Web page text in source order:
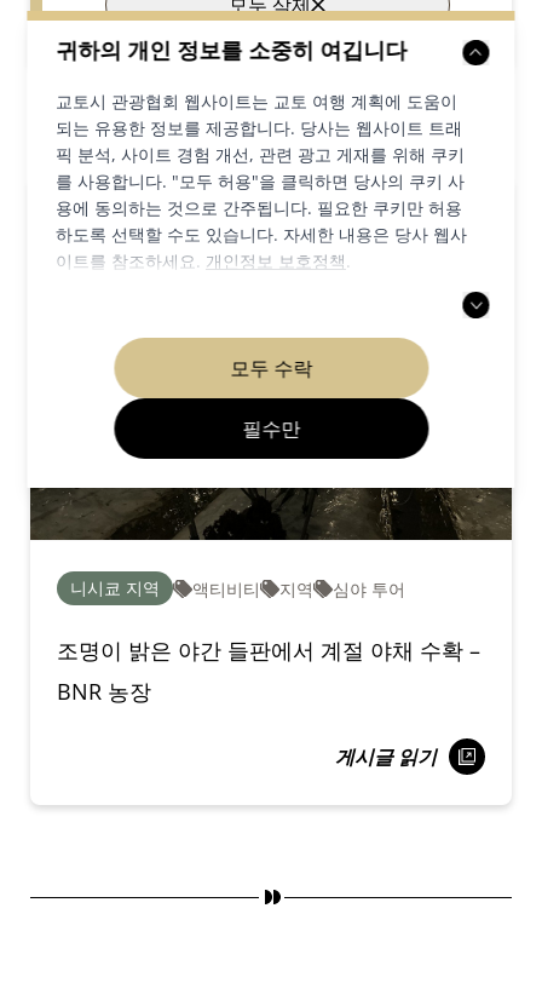
귀하의 개인 정보를 소중히 여깁니다
교토시 관광협회 웹사이트는 교토 여행 계획에 도움이
되는 유용한 정보를 제공합니다. 당사는 웹사이트 트래
픽 분석, 사이트 경험 개선, 관련 광고 게재를 위해 쿠키
를 사용합니다. "모두 허용"을 클릭하면 당사의 쿠키 사
용에 동의하는 것으로 간주됩니다. 필요한 쿠키만 허용
하도록 선택할 수도 있습니다. 자세한 내용은 당사 웹사
이트를 참조하세요. 개인정보 보호정책.
모두 수락
필수만
니시쿄 지역 액티비티 지역 심야 투어
조명이 밝은 야간 들판에서 계절 야채 수확 –
BNR 농장
게시글 읽기